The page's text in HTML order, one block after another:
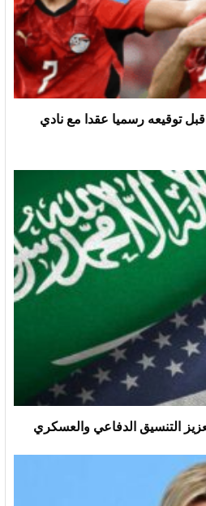
توقيعه رسميا عقدا مع نادي
التنسيق الدفاعي والعسكري